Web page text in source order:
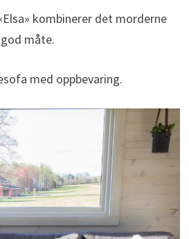
kombinerer det morderne
måte.
med oppbevaring.